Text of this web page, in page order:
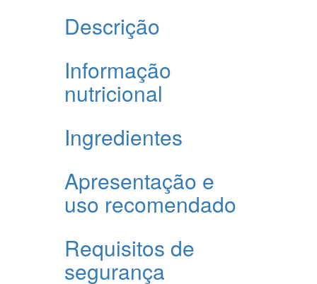
Descrição
Informação
nutricional
Ingredientes
Apresentação e
uso recomendado
Requisitos de
segurança